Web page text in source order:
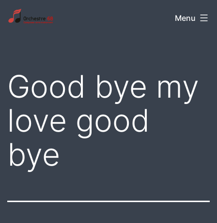
Aller
auOrchestre
Menu
Good bye my
love good
bye